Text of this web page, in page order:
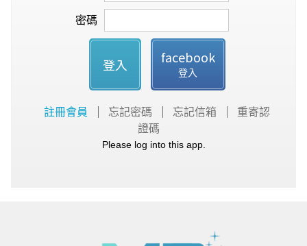
密碼
登入 facebook
登入
註冊會員 忘記密碼 忘記信箱
重寄認
證碼
Please log into this app.